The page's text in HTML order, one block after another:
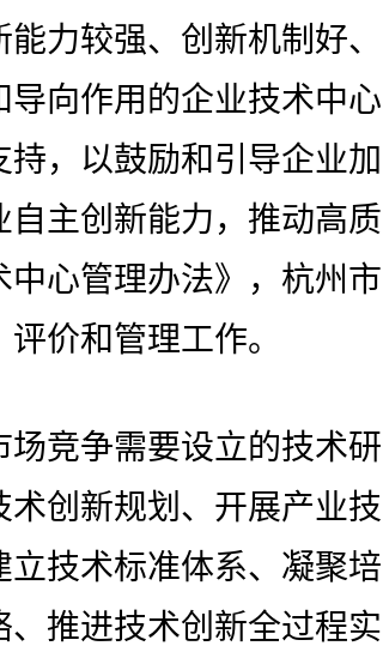
力较强、创新机制好、
向作用的企业技术中心
，以鼓励和引导企业加
主创新能力，推动高质
心管理办法》，杭州市
价和管理工作。
竞争需要设立的技术研
创新规划、开展产业技
技术标准体系、凝聚培
推进技术创新全过程实